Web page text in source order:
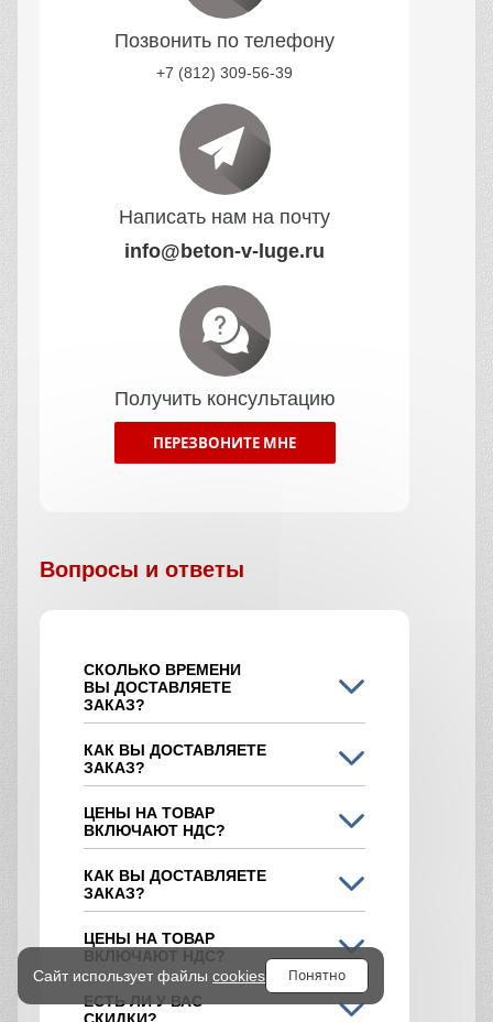
Позвонить по телефону
+7 (812) 309-56-39
Написать нам на почту
info@beton-v-luge.ru
Получить консультацию
ПЕРЕЗВОНИТЕ МНЕ
Вопросы и ответы
СКОЛЬКО ВРЕМЕНИ
ВЫ ДОСТАВЛЯЕТЕ
ЗАКАЗ?
КАК ВЫ ДОСТАВЛЯЕТЕ
ЗАКАЗ?
ЦЕНЫ НА ТОВАР
ВКЛЮЧАЮТ НДС?
КАК ВЫ ДОСТАВЛЯЕТЕ
ЗАКАЗ?
ЦЕНЫ НА ТОВАР
ВКЛЮЧАЮТ НДС?
ЕСТЬ ЛИ У ВАС
Сайт использует файлы cookies Понятно